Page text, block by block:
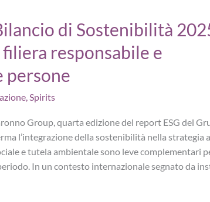
di Sostenibilità
responsabile e
persone
,Spirits
Group, quarta edizione del report ESG del
l’integrazione della sostenibilità nella strategia
e tutela ambientale sono leve complementari
In un contesto internazionale segnato da